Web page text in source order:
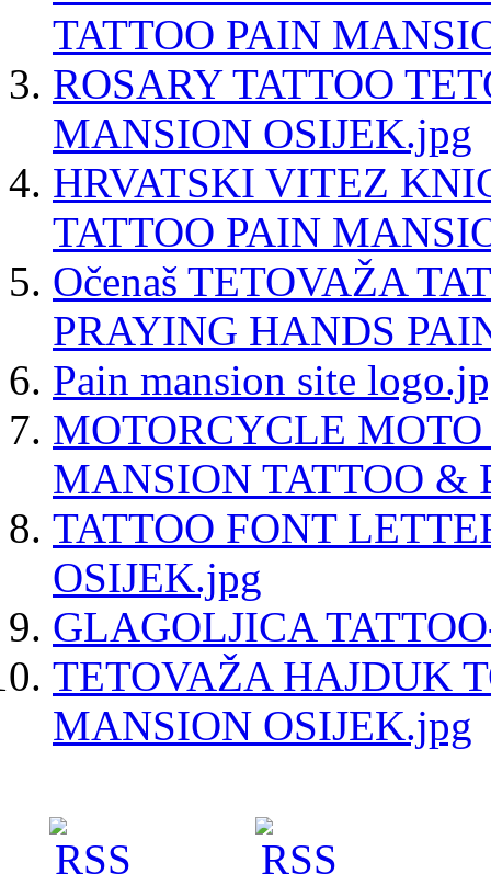
TATTOO PAIN
ROSARY TATTOO
MANSION OSIJEK.jpg
HRVATSKI VITEZ
TATTOO PAIN
Očenaš TETOVAŽA
PRAYING HANDS
Pain mansion site
MOTORCYCLE
MANSION TATTOO &
TATTOO FONT
OSIJEK.jpg
GLAGOLJICA
TETOVAŽA HAJDUK
MANSION OSIJEK.jpg